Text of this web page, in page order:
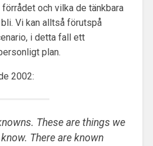
och vilka de tänkbara
Vi kan alltså förutspå
i detta fall ett
plan.
2002:
These are things we
There are known